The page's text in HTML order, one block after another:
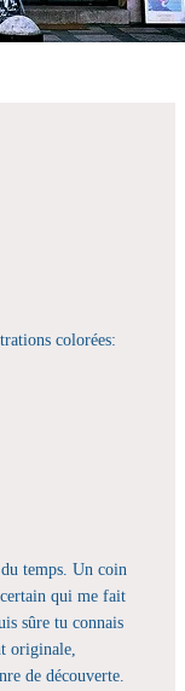
colorées:
temps. Un coin
qui me fait
sûre tu connais
originale,
de découverte.